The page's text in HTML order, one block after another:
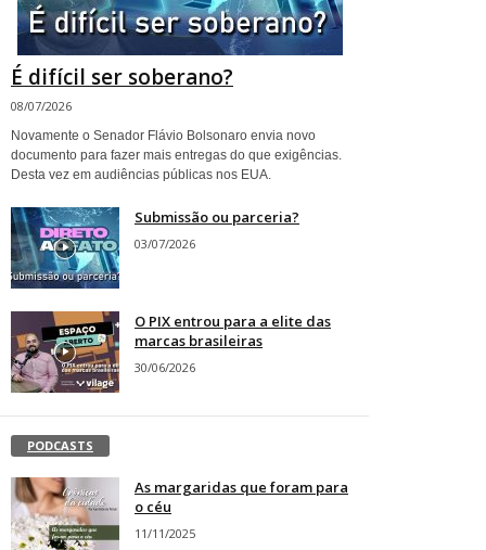
É difícil ser soberano?
08/07/2026
Novamente o Senador Flávio Bolsonaro envia novo
documento para fazer mais entregas do que exigências.
Desta vez em audiências públicas nos EUA.
Submissão ou parceria?
03/07/2026
O PIX entrou para a elite das
marcas brasileiras
30/06/2026
PODCASTS
As margaridas que foram para
o céu
11/11/2025